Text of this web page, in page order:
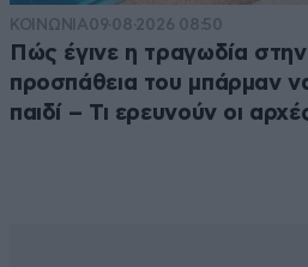
ΚΟΙΝΩΝΙΑ09·08·2026 08:50
Πώς έγινε η τραγωδία
προσπάθεια του μπάρμαν
παιδί – Τι ερευνούν οι